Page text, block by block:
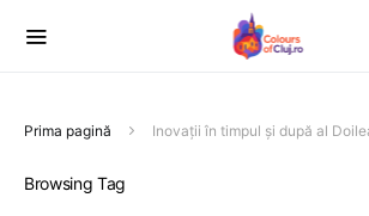
Prima pagină Inovații în timpul și după al
Browsing Tag